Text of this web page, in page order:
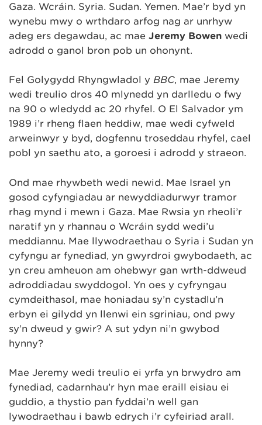
Gaza. Wcráin. Syria. Sudan. Yemen. Mae’r byd yn
wynebu mwy o wrthdaro arfog nag ar unrhyw
adeg ers degawdau, ac mae Jeremy Bowen wedi
adrodd o ganol bron pob un ohonynt.
Fel Golygydd Rhyngwladol y BBC, mae Jeremy
wedi treulio dros 40 mlynedd yn darlledu o fwy
na 90 o wledydd ac 20 rhyfel. O El Salvador ym
1989 i’r rheng flaen heddiw, mae wedi cyfweld
arweinwyr y byd, dogfennu troseddau rhyfel, cael
pobl yn saethu ato, a goroesi i adrodd y straeon.
Ond mae rhywbeth wedi newid. Mae Israel yn
gosod cyfyngiadau ar newyddiadurwyr tramor
rhag mynd i mewn i Gaza. Mae Rwsia yn rheoli’r
naratif yn y rhannau o Wcráin sydd wedi’u
meddiannu. Mae llywodraethau o Syria i Sudan yn
cyfyngu ar fynediad, yn gwyrdroi gwybodaeth, ac
yn creu amheuon am ohebwyr gan wrth-ddweud
adroddiadau swyddogol. Yn oes y cyfryngau
cymdeithasol, mae honiadau sy’n cystadlu’n
erbyn ei gilydd yn llenwi ein sgriniau, ond pwy
sy’n dweud y gwir? A sut ydyn ni’n gwybod
hynny?
Mae Jeremy wedi treulio ei yrfa yn brwydro am
fynediad, cadarnhau’r hyn mae eraill eisiau ei
guddio, a thystio pan fyddai’n well gan
lywodraethau i bawb edrych i’r cyfeiriad arall.